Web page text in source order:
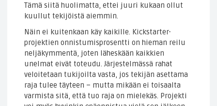
Tämä siitä huolimatta, ettei juuri kukaan ollut
kuullut tekijöistä aiemmin.
Näin ei kuitenkaan käy kaikille. Kickstarter-
projektien onnistumisprosentti on hieman reilu
neljäkymmentä, joten läheskään kaikkien
unelmat eivät toteudu. Järjestelmässä rahat
veloitetaan tukijoilta vasta, jos tekijän asettama
raja tulee täyteen – mutta mikään ei toisaalta
varmista sitä, että tuo raja on mielekäs. Projekti